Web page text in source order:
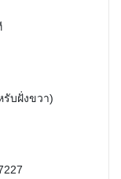
รับฝั่งขวา)